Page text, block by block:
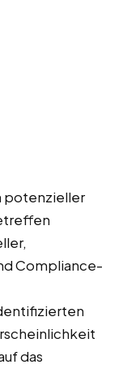
potenzieller
Compliance-
das